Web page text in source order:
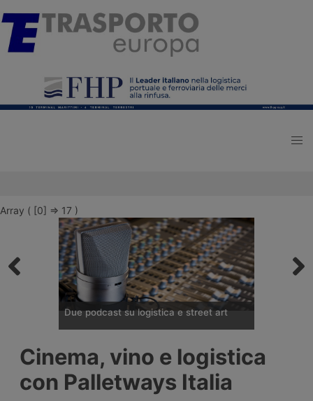
Array ( [0] => 17 )
Due podcast su logistica e street art
“Artivism” fanno parte del progetto “Una
nuova era della logistica”, promosso con
Confindustria Assoimmobiliare e
Assologistica: la prima ripercorre
Cinema, vino e logistica
con Palletways Italia